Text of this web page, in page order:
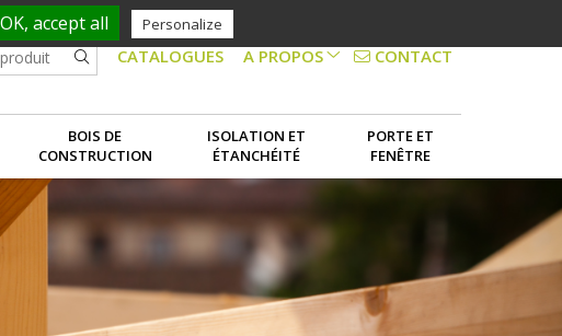
CATALOGUES A PROPOS
NOS SERVICES
LE GROUPE
CONTACT
BOIS DE
CONSTRUCTION
ISOLATION ET
ÉTANCHÉITÉ
PORTE ET
FENÊTRE
accept all Personalize